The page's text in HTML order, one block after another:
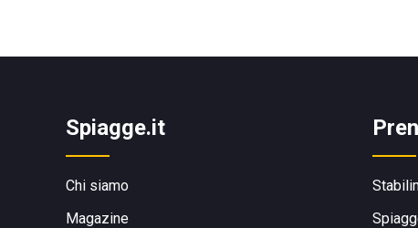
Spiagge.it
Chi siamo
Magazine